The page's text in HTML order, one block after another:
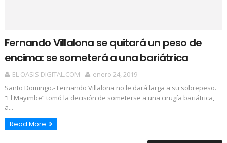
Fernando Villalona se quitará un peso de
encima: se someterá a una bariátrica
EL OASIS DIGITAL.COM
enero 24, 2019
Santo Domingo.- Fernando Villalona no le dará larga a su sobrepeso.
“El Mayimbe” tomó la decisión de someterse a una cirugía bariátrica,
a...
Read More